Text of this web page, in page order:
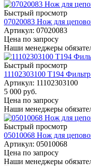
Быстрый просмотр
07020083 Нож для
Артикул: 07020083
Цена по запросу
Наши менеджеры
Быстрый просмотр
11102303100 Т194
Артикул: 11102303100
5 000 руб.
Цена по запросу
Наши менеджеры
Быстрый просмотр
05010068 Нож для
Артикул: 05010068
Цена по запросу
Наши менеджеры